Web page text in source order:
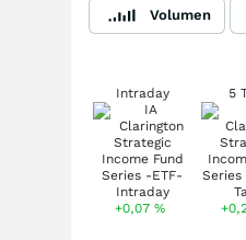
Volumen
Intraday
+0,07%
5